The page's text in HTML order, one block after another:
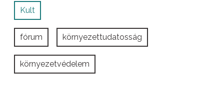
Kult
fórum környezettudatosság
környezetvédelem